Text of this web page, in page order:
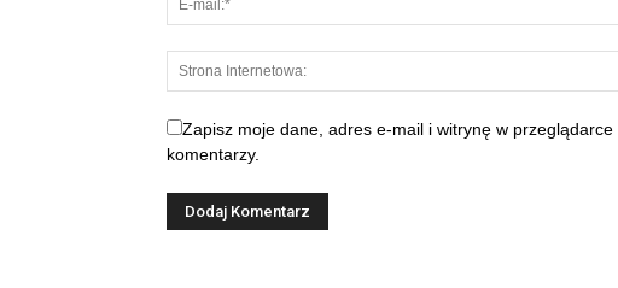
Zapisz moje dane, adres e-mail i witrynę w
komentarzy.